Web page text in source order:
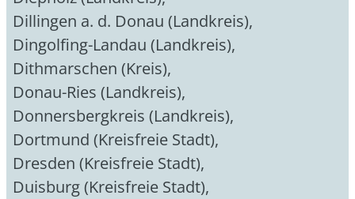
Dillingen a. d. Donau (Landkreis),
Dingolfing-Landau (Landkreis),
Dithmarschen (Kreis),
Donau-Ries (Landkreis),
Donnersbergkreis (Landkreis),
Dortmund (Kreisfreie Stadt),
Dresden (Kreisfreie Stadt),
Duisburg (Kreisfreie Stadt),